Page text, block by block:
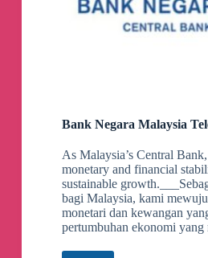
Bank Negara Malaysia
As Malaysia’s Central
monetary and financial
sustainable
bagi Malaysia, kami
monetari dan kewangan
pertumbuhan ekonomi yang